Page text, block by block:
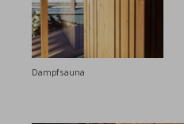
Dampfsauna